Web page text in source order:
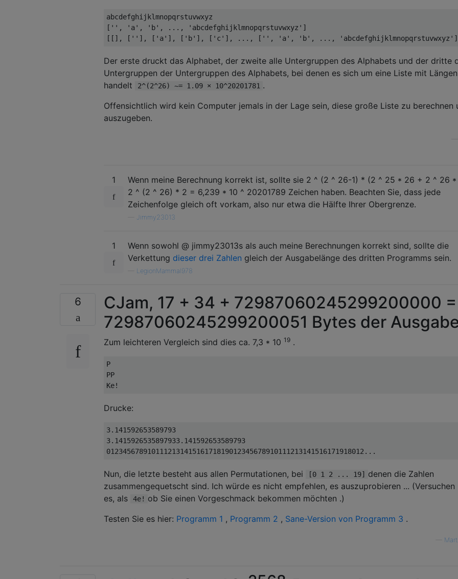
abcdefghijklmnopqrstuvwxyz
['', 'a', 'b', ..., 'abcdefghijklmnopqrstuvwxyz']
Der erste druckt das Alphabet, der zweite alle Untergruppen des Alphabets und der dritte
Untergruppen der Untergruppen des Alphabets, bei denen es sich um eine Liste mit Längen
handelt
2^(2^26) ~= 1.09 × 10^20201781 .
Offensichtlich wird kein Computer jemals in der Lage sein, diese große Liste zu berechnen
auszugeben.
1
Wenn meine Berechnung korrekt ist, sollte sie 2 ^ (2 ^ 26-1) * (2 ^ 25 * 26 + 2 ^ 26
2 ^ (2 ^ 26) * 2 = 6,239 * 10 ^ 20201789 Zeichen haben. Beachten Sie, dass jede
Zeichenfolge gleich oft vorkam, also nur etwa die Hälfte Ihrer Obergrenze.
Jimmy23013
1
Wenn sowohl @ jimmy23013s als auch meine Berechnungen korrekt sind, sollte die
Verkettung dieser drei Zahlen gleich der Ausgabelänge des dritten Programms sein.
LegionMammal978
6
CJam, 17 + 34 + 72987060245299200000 =
72987060245299200051 Bytes der
Zum leichteren Vergleich sind dies ca. 7,3 * 10 19 .
P
PP
Drucke:
3.141592653589793
3.1415926535897933.141592653589793
Nun, die letzte besteht aus allen Permutationen, bei [0 1 2 ... 19] denen die Zahlen
zusammengequetscht sind. Ich würde es nicht empfehlen, es auszuprobieren ... (Versuchen
es, als
4e! ob Sie einen Vorgeschmack bekommen möchten .)
Testen Sie es hier: Programm 1 , Programm 2 , Sane-Version von Programm 3 .